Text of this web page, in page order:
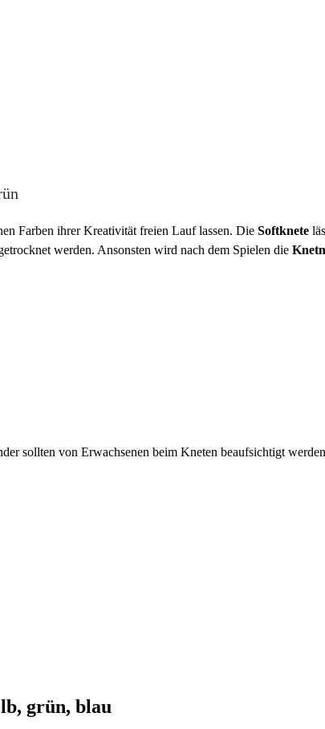
Farben ihrer Kreativität freien Lauf lassen. Die Softknete
werden. Ansonsten wird nach dem Spielen die
sollten von Erwachsenen beim Kneten beaufsichtigt
grün, blau